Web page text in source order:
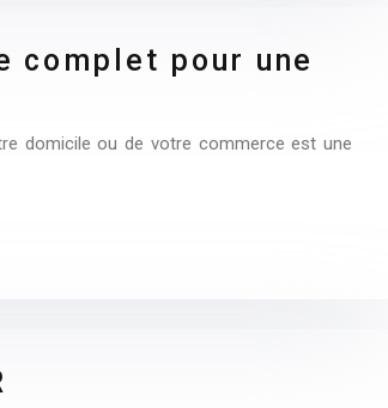
complet pour une
domicile ou de votre commerce est une